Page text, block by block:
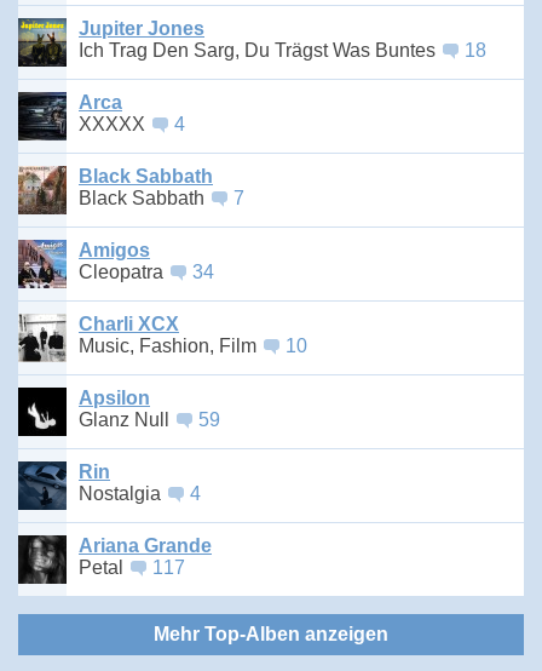
Jupiter Jones
Ich Trag Den Sarg, Du Trägst Was Buntes
18
Arca
XXXXX
4
Black Sabbath
Black Sabbath
7
Amigos
Cleopatra
34
Charli XCX
Music, Fashion, Film
10
Apsilon
Glanz Null
59
Rin
Nostalgia
4
Ariana Grande
Petal
117
Mehr Top-Alben anzeigen